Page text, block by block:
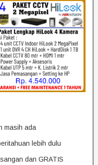
masih ada
lebih dulu
dan GRATIS